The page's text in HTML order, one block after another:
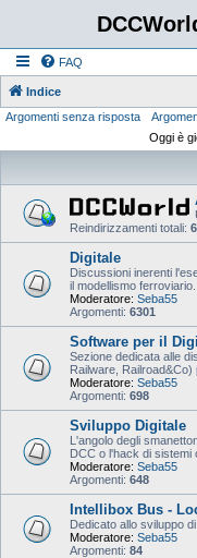
FAQ
Indice
Argomenti senza risposta
Oggi è
Reindirizzamenti totali:
Digitale
Discussioni inerenti
il modellismo ferroviario.
Moderatore: Seba55
Argomenti: 6301
Software per il
Sezione dedicata alle
Railware,
Moderatore: Seba55
Argomenti: 698
Sviluppo Digitale
L'angolo degli
DCC o l'hack di sistemi
Moderatore: Seba55
Argomenti: 648
Intellibox Bus -
Dedicato allo sviluppo
Moderatore: Seba55
Argomenti: 84